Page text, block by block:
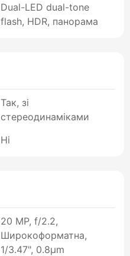
Dual-LED dual-tone
flash, HDR, панорама
Так, зі
стереодинаміками
Ні
20 MP, f/2.2,
Широкоформатна,
1/3.47", 0.8µm